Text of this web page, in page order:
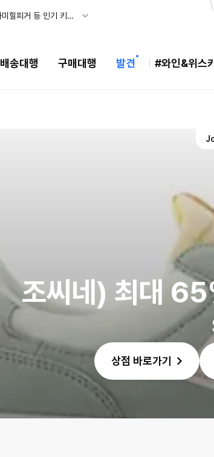
메이시스) 폴로, 타미힐피거 등 인기 키즈 브랜드 최대 50% 할인!
배송대행 구매대행 발견 #와인&위스
조씨네) 최대
상점 바로가기